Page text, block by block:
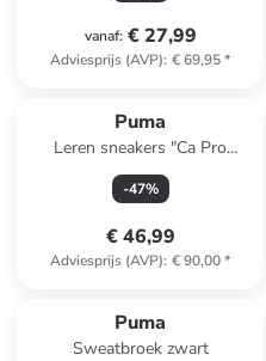
vanaf: € 27,99
Adviesprijs (AVP): € 69,95*
Puma
Leren sneakers "Ca Pro
Classi" beige/rood
-47%
€ 46,99
Adviesprijs (AVP): € 90,00*
Puma
Sweatbroek zwart